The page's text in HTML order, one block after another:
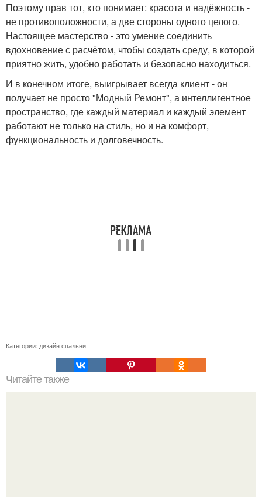
Поэтому прав тот, кто понимает: красота и надёжность -
не противоположности, а две стороны одного целого.
Настоящее мастерство - это умение соединить
вдохновение с расчётом, чтобы создать среду, в которой
приятно жить, удобно работать и безопасно находиться.
И в конечном итоге, выигрывает всегда клиент - он
получает не просто "Модный Ремонт", а интеллигентное
пространство, где каждый материал и каждый элемент
работают не только на стиль, но и на комфорт,
функциональность и долговечность.
Категории: дизайн спальни
Читайте также